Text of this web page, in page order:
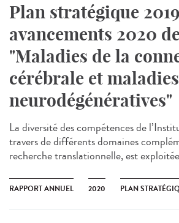
Plan stratégique
avancements 2020
"Maladies de la
cérébrale et maladies
neurodégénératives"
La diversité des compétences de
travers de différents domaines
recherche translationnelle, est
RAPPORT ANNUEL 2020 PLAN